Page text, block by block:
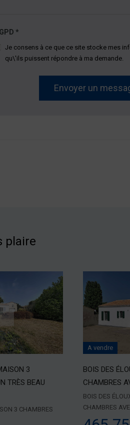
*
Je consens à ce que ce site stocke mes
qu\'ils puissent répondre à ma demande.
plaire
3
TRÈS BEAU
3 CHAMBRES
A vendre
BOIS DES
CHAMBRES
BOIS DES
CHAMBRES